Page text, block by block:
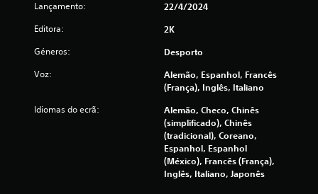
a
d
e
Lançamento: 22/4/2024
Editora: 2K
Géneros: Desporto
Voz:
Alemão, Espanhol, Francês
(França), Inglês, Italiano
Idiomas do ecrã:
Alemão, Checo, Chinês
(simplificado), Chinês
(tradicional), Coreano,
Espanhol, Espanhol
(México), Francês (França),
Inglês, Italiano, Japonês